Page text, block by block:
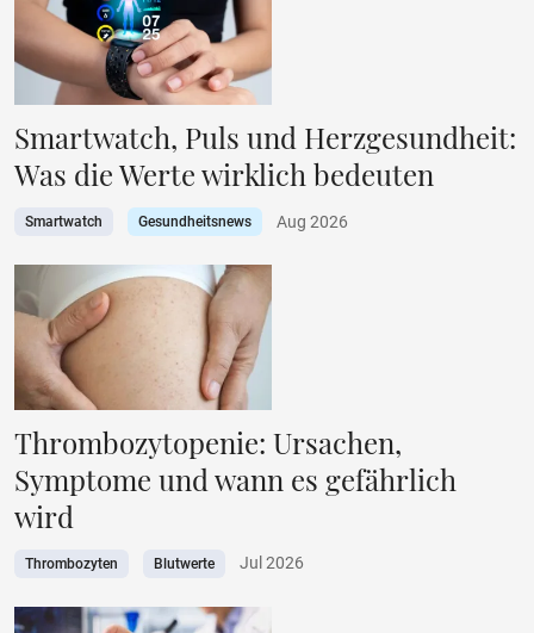
Smartwatch, Puls und Herzgesundheit:
Was die Werte wirklich bedeuten
Smartwatch Gesundheitsnews Aug 2026
Thrombozytopenie: Ursachen,
Symptome und wann es gefährlich
wird
Thrombozyten Blutwerte Jul 2026